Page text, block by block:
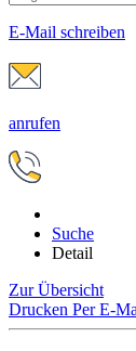
E-Mail schreiben
anrufen
Suche
Detail
Zur Übersicht
Drucken Per E-